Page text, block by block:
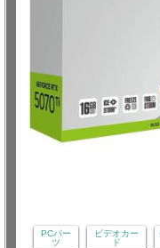
PCパー
ツ
ビデオカー
ド